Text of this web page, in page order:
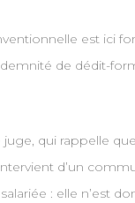
est ici
de dédit-
juge, qui rappelle
d’un
: elle n’est